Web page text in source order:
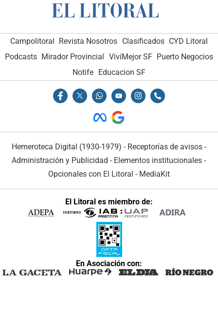
Campolitoral Revista Nosotros Clasificados CYD Litoral
Podcasts Mirador Provincial VivíMejor SF Puerto Negocios
Notife Educacion SF
Hemeroteca Digital (1930-1979) - Receptorías de avisos -
Administración y Publicidad - Elementos institucionales -
Opcionales con El Litoral - MediaKit
El Litoral es miembro de:
En Asociación con: